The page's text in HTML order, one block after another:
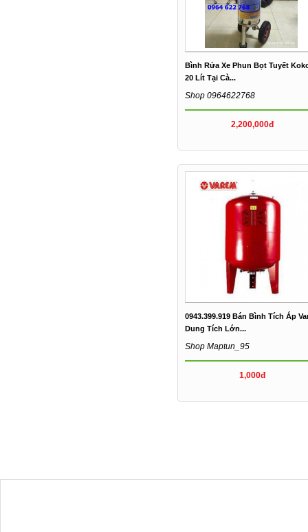
Bình Rửa Xe Phun Bọt Tuyết
20 Lít Tại Cà...
Shop 0964622768
2,200,000đ
0943.399.919 Bán Bình Tích Áp
Dung Tích Lớn...
Shop Maptun_95
1,000đ